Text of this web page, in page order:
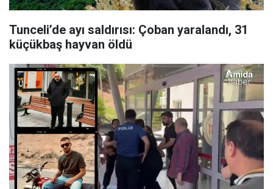
Tunceli’de ayı saldırısı: Çoban yaralandı, 31
küçükbaş hayvan öldü